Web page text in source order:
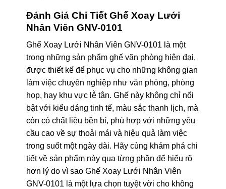
Đánh Giá Chi Tiết Ghế Xoay Lưới
Nhân Viên GNV-0101
Ghế Xoay Lưới Nhân Viên GNV-0101 là một
trong những sản phẩm ghế văn phòng hiện đại,
được thiết kế để phục vụ cho những không gian
làm việc chuyên nghiệp như văn phòng, phòng
họp, hay khu vực lễ tân. Ghế này không chỉ nổi
bật với kiểu dáng tinh tế, màu sắc thanh lịch, mà
còn có chất liệu bền bỉ, phù hợp với những yêu
cầu cao về sự thoải mái và hiệu quả làm việc
trong suốt một ngày dài. Hãy cùng khám phá chi
tiết về sản phẩm này qua từng phần để hiểu rõ
hơn lý do vì sao Ghế Xoay Lưới Nhân Viên
GNV-0101 là một lựa chọn tuyệt vời cho không